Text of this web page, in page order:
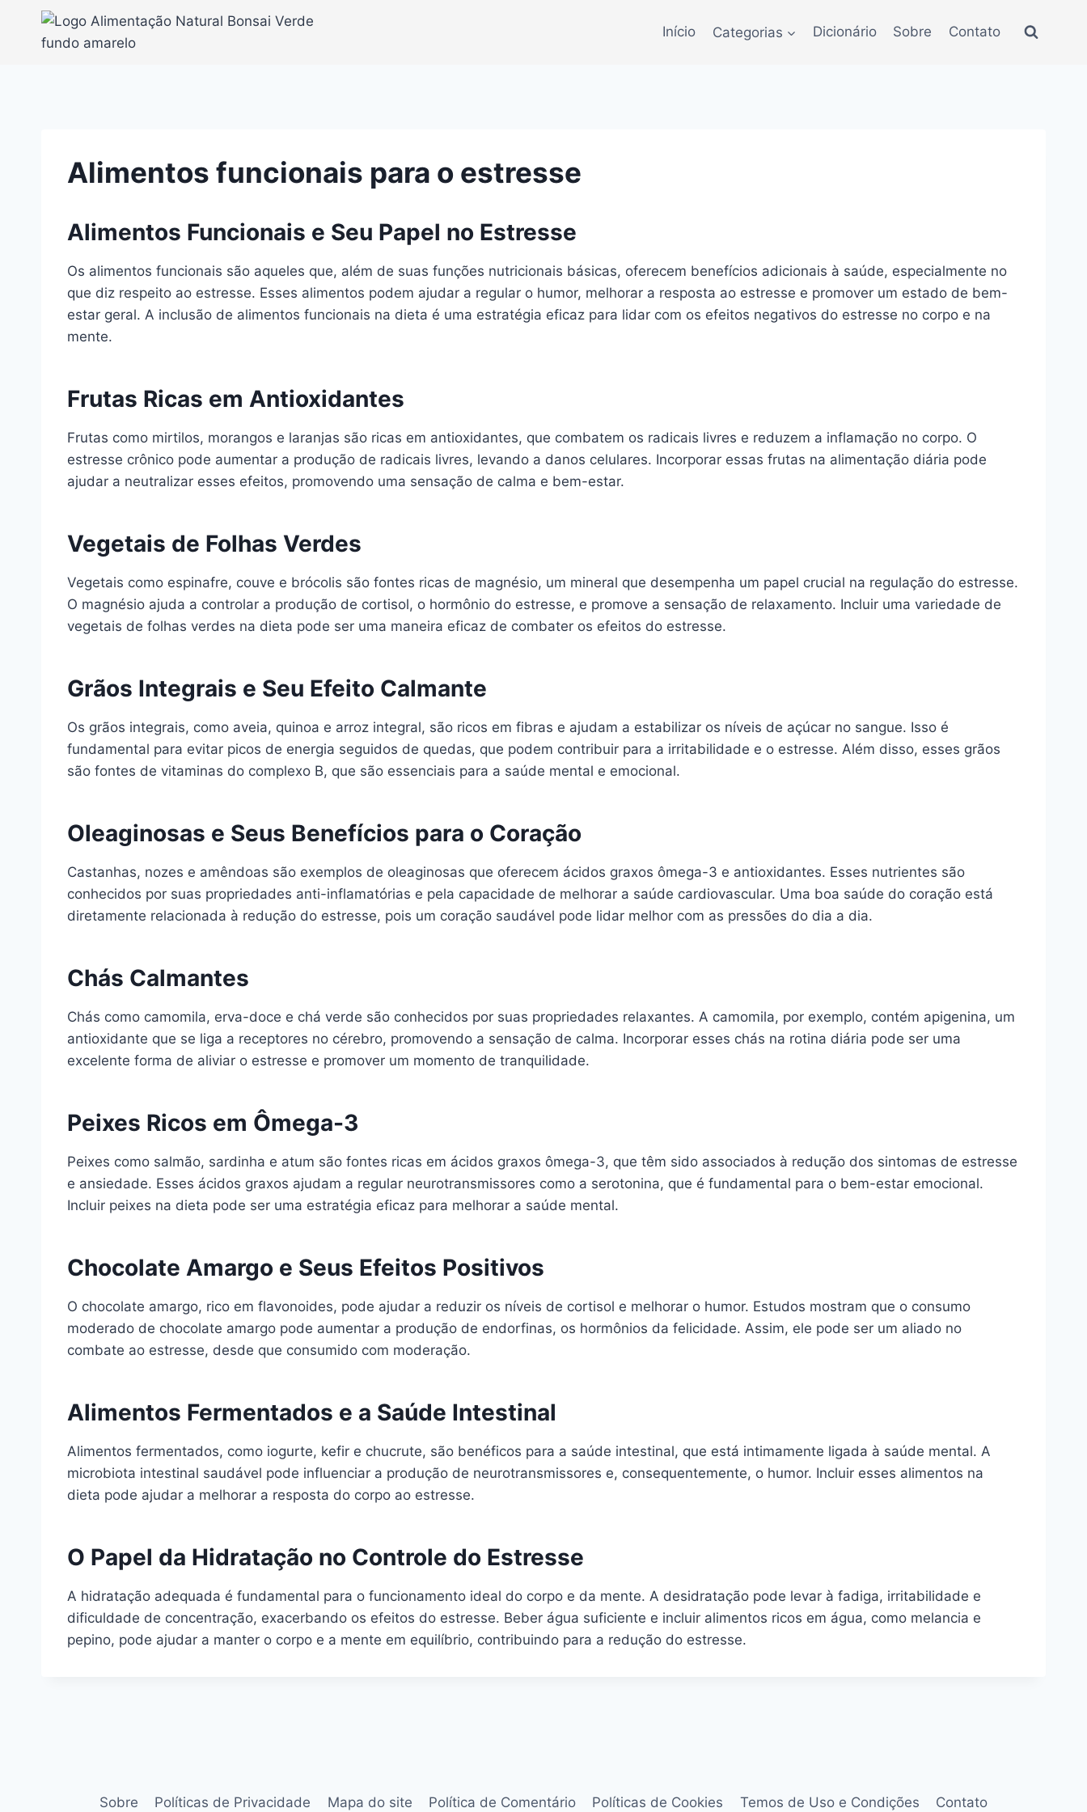
Início Categorias Dicionário Sobre Contato
Alimentos funcionais para o estresse
Alimentos Funcionais e Seu Papel no Estresse
Os alimentos funcionais são aqueles que, além de suas funções nutricionais básicas, oferecem benefícios adicionais à saúde, especialmente no
que diz respeito ao estresse. Esses alimentos podem ajudar a regular o humor, melhorar a resposta ao estresse e promover um estado de bem-
estar geral. A inclusão de alimentos funcionais na dieta é uma estratégia eficaz para lidar com os efeitos negativos do estresse no corpo e na
mente.
Frutas Ricas em Antioxidantes
Frutas como mirtilos, morangos e laranjas são ricas em antioxidantes, que combatem os radicais livres e reduzem a inflamação no corpo. O
estresse crônico pode aumentar a produção de radicais livres, levando a danos celulares. Incorporar essas frutas na alimentação diária pode
ajudar a neutralizar esses efeitos, promovendo uma sensação de calma e bem-estar.
Vegetais de Folhas Verdes
Vegetais como espinafre, couve e brócolis são fontes ricas de magnésio, um mineral que desempenha um papel crucial na regulação do estresse.
O magnésio ajuda a controlar a produção de cortisol, o hormônio do estresse, e promove a sensação de relaxamento. Incluir uma variedade de
vegetais de folhas verdes na dieta pode ser uma maneira eficaz de combater os efeitos do estresse.
Grãos Integrais e Seu Efeito Calmante
Os grãos integrais, como aveia, quinoa e arroz integral, são ricos em fibras e ajudam a estabilizar os níveis de açúcar no sangue. Isso é
fundamental para evitar picos de energia seguidos de quedas, que podem contribuir para a irritabilidade e o estresse. Além disso, esses grãos
são fontes de vitaminas do complexo B, que são essenciais para a saúde mental e emocional.
Oleaginosas e Seus Benefícios para o Coração
Castanhas, nozes e amêndoas são exemplos de oleaginosas que oferecem ácidos graxos ômega-3 e antioxidantes. Esses nutrientes são
conhecidos por suas propriedades anti-inflamatórias e pela capacidade de melhorar a saúde cardiovascular. Uma boa saúde do coração está
diretamente relacionada à redução do estresse, pois um coração saudável pode lidar melhor com as pressões do dia a dia.
Chás Calmantes
Chás como camomila, erva-doce e chá verde são conhecidos por suas propriedades relaxantes. A camomila, por exemplo, contém apigenina, um
antioxidante que se liga a receptores no cérebro, promovendo a sensação de calma. Incorporar esses chás na rotina diária pode ser uma
excelente forma de aliviar o estresse e promover um momento de tranquilidade.
Peixes Ricos em Ômega-3
Peixes como salmão, sardinha e atum são fontes ricas em ácidos graxos ômega-3, que têm sido associados à redução dos sintomas de estresse
e ansiedade. Esses ácidos graxos ajudam a regular neurotransmissores como a serotonina, que é fundamental para o bem-estar emocional.
Incluir peixes na dieta pode ser uma estratégia eficaz para melhorar a saúde mental.
Chocolate Amargo e Seus Efeitos Positivos
O chocolate amargo, rico em flavonoides, pode ajudar a reduzir os níveis de cortisol e melhorar o humor. Estudos mostram que o consumo
moderado de chocolate amargo pode aumentar a produção de endorfinas, os hormônios da felicidade. Assim, ele pode ser um aliado no
combate ao estresse, desde que consumido com moderação.
Alimentos Fermentados e a Saúde Intestinal
Alimentos fermentados, como iogurte, kefir e chucrute, são benéficos para a saúde intestinal, que está intimamente ligada à saúde mental. A
microbiota intestinal saudável pode influenciar a produção de neurotransmissores e, consequentemente, o humor. Incluir esses alimentos na
dieta pode ajudar a melhorar a resposta do corpo ao estresse.
O Papel da Hidratação no Controle do Estresse
A hidratação adequada é fundamental para o funcionamento ideal do corpo e da mente. A desidratação pode levar à fadiga, irritabilidade e
dificuldade de concentração, exacerbando os efeitos do estresse. Beber água suficiente e incluir alimentos ricos em água, como melancia e
pepino, pode ajudar a manter o corpo e a mente em equilíbrio, contribuindo para a redução do estresse.
Sobre Políticas de Privacidade Mapa do site Política de Comentário Políticas de Cookies Temos de Uso e Condições Contato